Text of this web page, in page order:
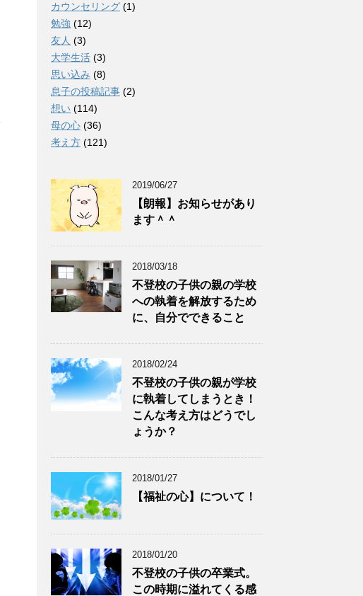
カウンセリング (1)
勉強 (12)
友人 (3)
大学生活 (3)
思い込み (8)
息子の投稿記事 (2)
想い (114)
母の心 (36)
考え方 (121)
2019/06/27
【朗報】お知らせがあり
ます＾＾
2018/03/18
不登校の子供の親の学校
への執着を解放するため
に、自分でできること
2018/02/24
不登校の子供の親が学校
に執着してしまうとき！
こんな考え方はどうでし
ょうか？
2018/01/27
【福祉の心】について！
2018/01/20
不登校の子供の卒業式。
この時期に溢れてくる感